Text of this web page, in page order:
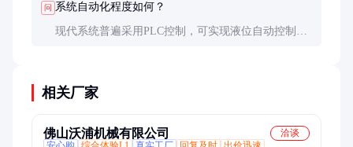
问 系统自动化程度如何？
现代系统普遍采用PLC控制，可实现液位自动控制、
相关厂家
佛山沃浦机械有限公司
洽谈